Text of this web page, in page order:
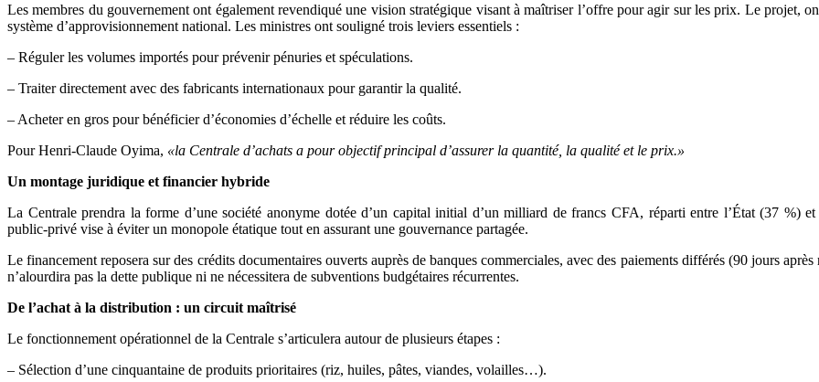
Les membres du gouvernement ont également revendiqué une vision stratégique visant à maîtriser l’offre pour agir sur les prix. Le projet,
système d’approvisionnement national. Les ministres ont souligné trois leviers essentiels :
– Réguler les volumes importés pour prévenir pénuries et spéculations.
– Traiter directement avec des fabricants internationaux pour garantir la qualité.
– Acheter en gros pour bénéficier d’économies d’échelle et réduire les coûts.
PourHenri-Claude Oyima, «la Centrale d’achats a pour objectif principal d’assurer la quantité, la qualité et le prix.»
Un montage juridique et financier hybride
La Centrale prendra la forme d’une société anonyme dotée d’un capital initial d’un milliard de francs CFA, réparti entre l’État (37 %)
public‑privé vise à éviter un monopole étatique tout en assurant une gouvernance partagée.
Le financement reposera sur des crédits documentaires ouverts auprès de banques commerciales, avec des paiements différés (90 jours
n’alourdira pas la dette publique ni ne nécessitera de subventions budgétaires récurrentes.
De l’achat à la distribution : un circuit maîtrisé
Le fonctionnement opérationnel de la Centrale s’articulera autour de plusieurs étapes :
– Sélection d’une cinquantaine de produits prioritaires (riz, huiles, pâtes, viandes, volailles…).